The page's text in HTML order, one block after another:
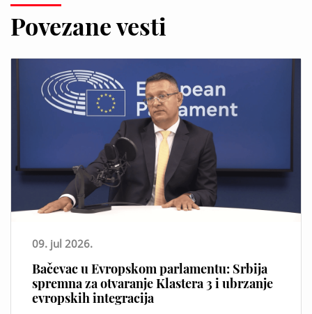
Povezane vesti
09. jul 2026.
Bačevac u Evropskom parlamentu: Srbija
spremna za otvaranje Klastera 3 i ubrzanje
evropskih integracija